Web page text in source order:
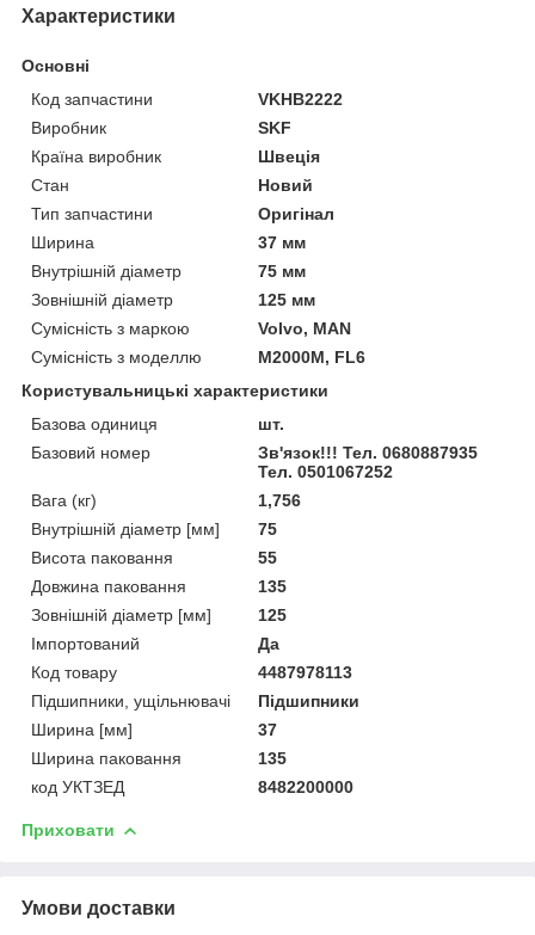
Характеристики
Основні
Код запчастини
VKHB2222
Виробник
SKF
Країна виробник
Швеція
Стан
Новий
Тип запчастини
Оригінал
Ширина
37 мм
Внутрішній діаметр
75 мм
Зовнішній діаметр
125 мм
Сумісність з маркою
Volvo, MAN
Сумісність з моделлю
M2000M, FL6
Користувальницькі характеристики
Базова одиниця
шт.
Базовий номер
Зв'язок!!! Тел. 0680887935
Тел. 0501067252
Вага (кг)
1,756
Внутрішній діаметр [мм]
75
Висота паковання
55
Довжина паковання
135
Зовнішній діаметр [мм]
125
Імпортований
Да
Код товару
4487978113
Підшипники, ущільнювачі
Підшипники
Ширина [мм]
37
Ширина паковання
135
код УКТЗЕД
8482200000
Приховати
Умови доставки